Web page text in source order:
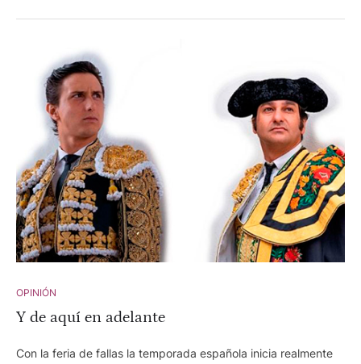
OPINIÓN
Y de aquí en adelante
Con la feria de fallas la temporada española inicia realmente